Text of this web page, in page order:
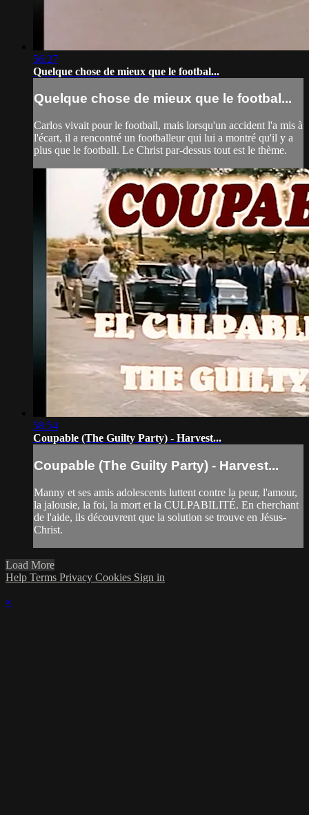
56:27
Quelque chose de mieux que le footbal...
Quelque chose de mieux que le footbal...
Carlos vivait pour le football, mais lorsqu'un accident l'a mis à
l'écart, il a rencontré un footballeur qui lui a montré qu'il y a
plus que le football. Le Christ par-dessus tout est le thème.
58:54
Coupable (The Guilty Party) - Harvest...
Coupable (The Guilty Party) - Harvest...
Manny et ses amis adolescents luttent contre la peur, l'amour,
la jalousie, la foi, la mort et la CULPABILITÉ. En cherchant
de l'aide, ils découvrent que la solution se trouve en Jésus-
Christ.
Load More
Help Terms Privacy Cookies Sign in
×